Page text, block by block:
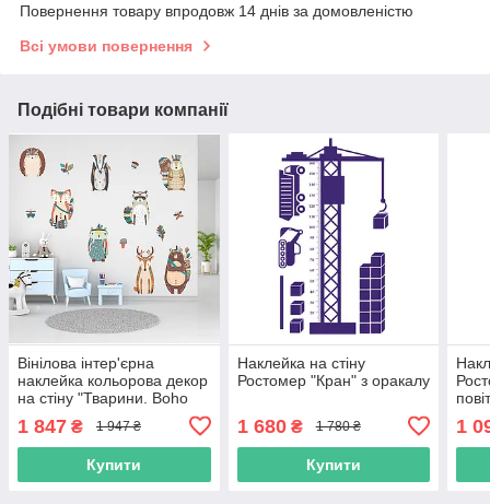
Повернення товару впродовж 14 днів за домовленістю
Всі умови повернення
Подібні товари компанії
Вінілова інтер'єрна
наклейка кольорова декор
на стіну "Тварини. Boho
Діти" з Оракалу
1 847 ₴ 1 947 ₴
Купити
Наклейка на стіну
Ростомер "Кран" з оракалу
1 680₴ 1 780 ₴
Купити
1